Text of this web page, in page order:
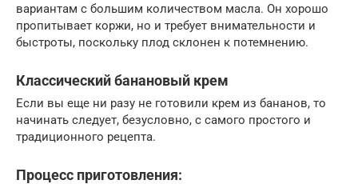
вариантам с большим количеством масла. Он хорошо
пропитывает коржи, но и требует внимательности и
быстроты, поскольку плод склонен к потемнению.
Классический банановый крем
Если вы еще ни разу не готовили крем из бананов, то
начинать следует, безусловно, с самого простого и
традиционного рецепта.
Процесс приготовления: